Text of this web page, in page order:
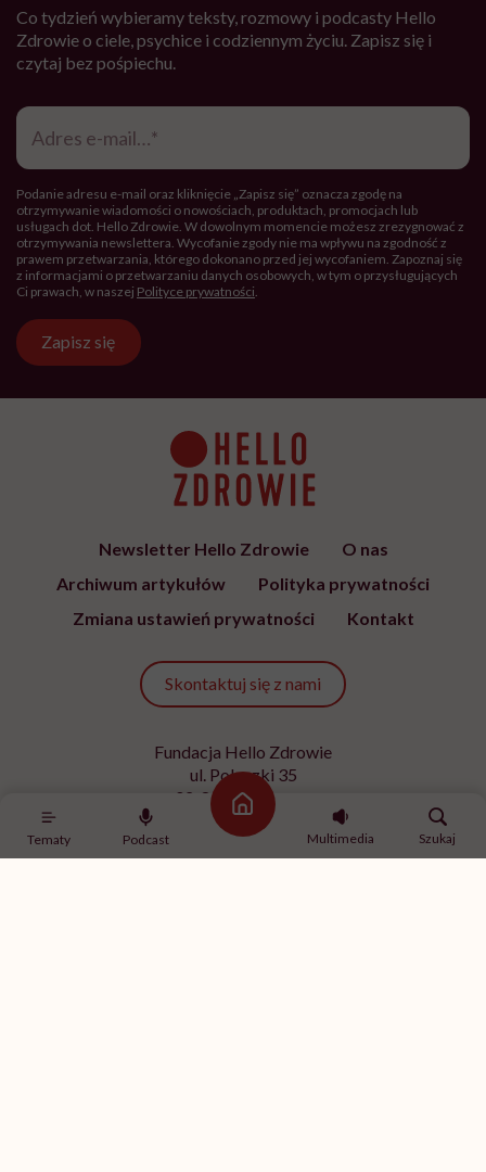
Tematy Podcast
Strona główna
Multimedia
Szukaj
Co tydzień wybieramy teksty, rozmowy i podcasty Hello
Zdrowie o ciele, psychice i codziennym życiu. Zapisz się i
czytaj bez pośpiechu.
Adres
mail*
Podanie adresu e-mail oraz kliknięcie „Zapisz się” oznacza zgodę na
otrzymywanie wiadomości o nowościach, produktach, promocjach lub
usługach dot. Hello Zdrowie. W dowolnym momencie możesz zrezygnować z
otrzymywania newslettera. Wycofanie zgody nie ma wpływu na zgodność z
prawem przetwarzania, którego dokonano przed jej wycofaniem. Zapoznaj się
z informacjami o przetwarzaniu danych osobowych, w tym o przysługujących
Ci prawach, w naszej Polityce prywatności
Zapisz się
Newsletter Hello Zdrowie
O nas
Archiwum artykułów
Polityka prywatności
Zmiana ustawień prywatności
Kontakt
Skontaktuj się z nami
Fundacja Hello Zdrowie
ul. Poleczki 35
02-822 Warszawa
NIP 9512613236
Kontakt z redakcją